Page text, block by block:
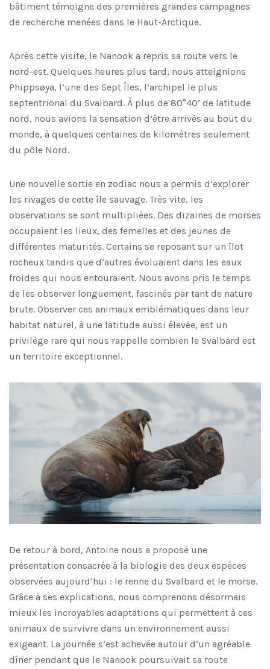
bâtiment témoigne des premières grandes campagnes
de recherche menées dans le Haut-Arctique.
Après cette visite, le Nanook a repris sa route vers le
nord-est. Quelques heures plus tard, nous atteignions
Phippsøya, l’une des Sept Îles, l’archipel le plus
septentrional du Svalbard. À plus de 80°40’ de latitude
nord, nous avions la sensation d’être arrivés au bout du
monde, à quelques centaines de kilomètres seulement
du pôle Nord.
Une nouvelle sortie en zodiac nous a permis d’explorer
les rivages de cette île sauvage. Très vite, les
observations se sont multipliées. Des dizaines de morses
occupaient les lieux, des femelles et des jeunes de
différentes maturités. Certains se reposant sur un îlot
rocheux tandis que d’autres évoluaient dans les eaux
froides qui nous entouraient. Nous avons pris le temps
de les observer longuement, fascinés par tant de nature
brute. Observer ces animaux emblématiques dans leur
habitat naturel, à une latitude aussi élevée, est un
privilège rare qui nous rappelle combien le Svalbard est
un territoire exceptionnel.
De retour à bord, Antoine nous a proposé une
présentation consacrée à la biologie des deux espèces
observées aujourd’hui : le renne du Svalbard et le morse.
Grâce à ses explications, nous comprenons désormais
mieux les incroyables adaptations qui permettent à ces
animaux de survivre dans un environnement aussi
exigeant. La journée s’est achevée autour d’un agréable
dîner pendant que le Nanook poursuivait sa route